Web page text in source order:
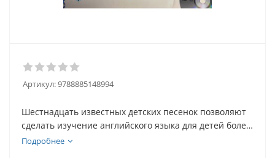
Артикул:9788885148994
Шестнадцать известных детских песенок позволяют
сделать изучение английского языка для детей более
интересным и разнообразным.
Подробнее